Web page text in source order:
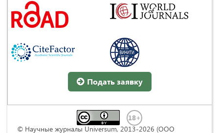
Подать заявку
© Научные журналы Universum, 2013-2026 (ООО